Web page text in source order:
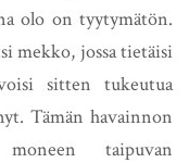
olo on tyytymätön.
mekko, jossa tietäisi
sitten tukeutua
Tämän havainnon
taipuvan